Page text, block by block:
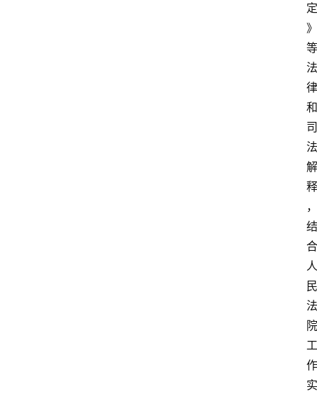
定
》
等
法
律
和
司
法
解
释
，
结
合
人
民
法
院
工
作
实